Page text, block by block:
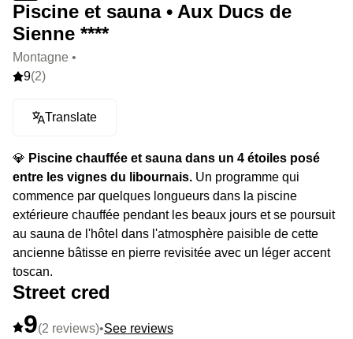
Piscine et sauna • Aux Ducs de
Sienne ****
Montagne •
9(2)
Translate
💎 Piscine chauffée et sauna dans un 4 étoiles posé
entre les vignes du libournais. Un programme qui
commence par quelques longueurs dans la piscine
extérieure chauffée pendant les beaux jours et se poursuit
au sauna de l'hôtel dans l'atmosphère paisible de cette
ancienne bâtisse en pierre revisitée avec un léger accent
toscan.
Street cred
9(2 reviews)•See reviews